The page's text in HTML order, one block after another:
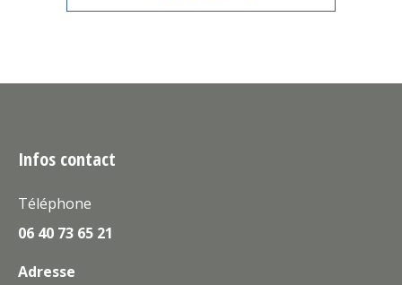
Infos contact
Téléphone
06 40 73 65 21
Adresse